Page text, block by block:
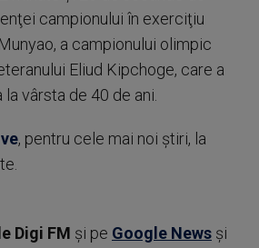
campionului în exerciţiu
a campionului olimpic
Eliud Kipchoge, care a
vârsta de 40 de ani.
, pentru cele mai noi știri, la
Digi FM şi pe Google News şi